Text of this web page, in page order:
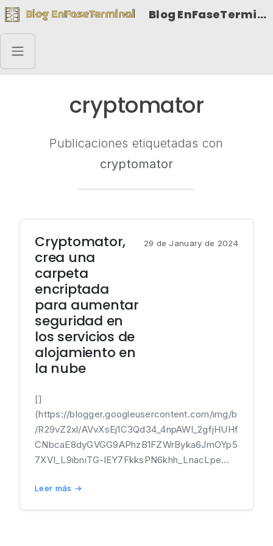
Blog EnFaseTerminal
cryptomator
Publicaciones etiquetadas con
cryptomator
Cryptomator,
crea una
carpeta
encriptada
para aumentar
seguridad en
los servicios de
alojamiento en
la nube
29 de January de 2024
[]
(https://blogger.googleusercontent.com/img/b
/R29vZ2xl/AVvXsEj1C3Qd34_4npAWl_2gfjHUHf
CNbcaE8dyGVGG9APhzB1FZWrByka6JmOYp5
7XVI_L9ibniTG-lEY7FkksPN6khh_LnacLpe...
Leer más →